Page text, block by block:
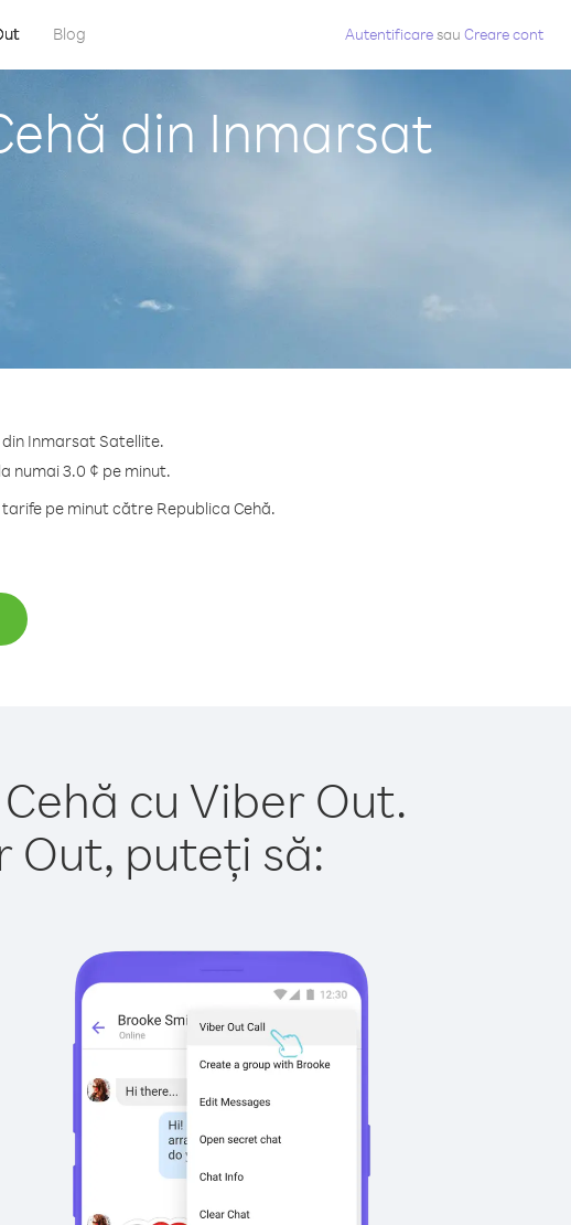
Blog Autentificaresau Creare cont
din Inmarsat
Inmarsat Satellite.
numai 3.0 ¢ pe minut.
pe minut către Republica Cehă.
cu Viber Out.
Out, puteți să: